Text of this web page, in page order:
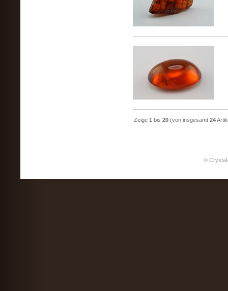
Zeige 1 bis 20 (von insgesamt 24
©